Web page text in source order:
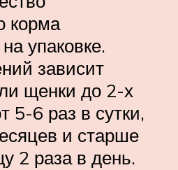
корма
упаковке.
зависит
щенки до 2-х
5-6 раз в сутки,
и старше
2 раза в день.